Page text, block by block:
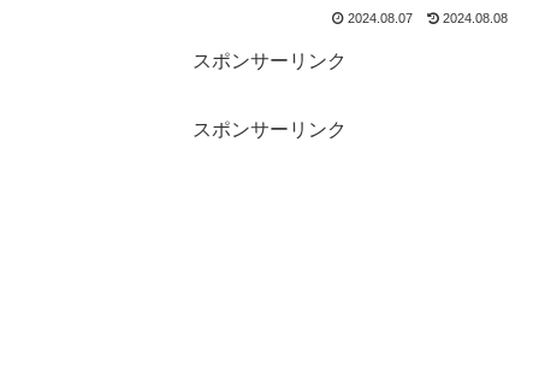
2024.08.07 2024.08.08
スポンサーリンク
スポンサーリンク